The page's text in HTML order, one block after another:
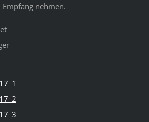
Empfang nehmen.